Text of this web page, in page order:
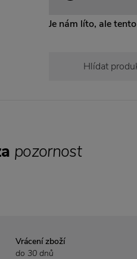
Je nám líto, ale
Hlídat
Vrácení zboží
do 30 dnů
pozornost